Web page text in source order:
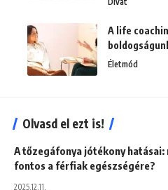
A life
Életmód
Olvasd el ezt is!
A tőzegáfonya jótékony hatásai:
fontos a férfiak egészségére?
2025.12.11.